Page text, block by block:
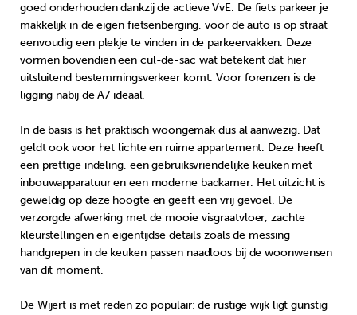
goed onderhouden dankzij de actieve VvE. De fiets parkeer je
makkelijk in de eigen fietsenberging, voor de auto is op straat
eenvoudig een plekje te vinden in de parkeervakken. Deze
vormen bovendien een cul-de-sac wat betekent dat hier
uitsluitend bestemmingsverkeer komt. Voor forenzen is de
ligging nabij de A7 ideaal.
In de basis is het praktisch woongemak dus al aanwezig. Dat
geldt ook voor het lichte en ruime appartement. Deze heeft
een prettige indeling, een gebruiksvriendelijke keuken met
inbouwapparatuur en een moderne badkamer. Het uitzicht is
geweldig op deze hoogte en geeft een vrij gevoel. De
verzorgde afwerking met de mooie visgraatvloer, zachte
kleurstellingen en eigentijdse details zoals de messing
handgrepen in de keuken passen naadloos bij de woonwensen
van dit moment.
De Wijert is met reden zo populair: de rustige wijk ligt gunstig